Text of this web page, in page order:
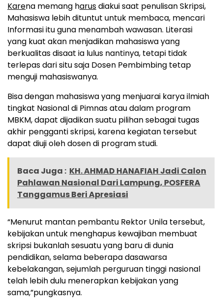
Karena memang harusdiakui saat penulisan Skripsi,
Mahasiswa lebih dituntut untuk membaca, mencari
Informasi itu guna menambah wawasan. Literasi
yang kuat akan menjadikan mahasiswa yang
berkualitas disaat ia lulus nantinya, tetapi tidak
terlepas dari situ saja Dosen Pembimbing tetap
menguji mahasiswanya.
Bisa dengan mahasiswa yang menjuarai karya ilmiah
tingkat Nasional di Pimnas atau dalam program
MBKM, dapat dijadikan suatu pilihan sebagai tugas
akhir pengganti skripsi, karena kegiatan tersebut
dapat diuji oleh dosen di program studi.
Baca Juga : KH. AHMAD HANAFIAH Jadi Calon
Pahlawan Nasional Dari Lampung, POSFERA
Tanggamus Beri Apresiasi
“Menurut mantan pembantu Rektor Unila tersebut,
kebijakan untuk menghapus kewajiban membuat
skripsi bukanlah sesuatu yang baru di dunia
pendidikan, selama beberapa dasawarsa
kebelakangan, sejumlah perguruan tinggi nasional
telah lebih dulu menerapkan kebijakan yang
sama,”pungkasnya.